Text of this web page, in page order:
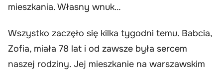
mieszkania. Własny wnuk…
Wszystko zaczęło się kilka tygodni temu. Babcia,
Zofia, miała 78 lat i od zawsze była sercem
naszej rodziny. Jej mieszkanie na warszawskim